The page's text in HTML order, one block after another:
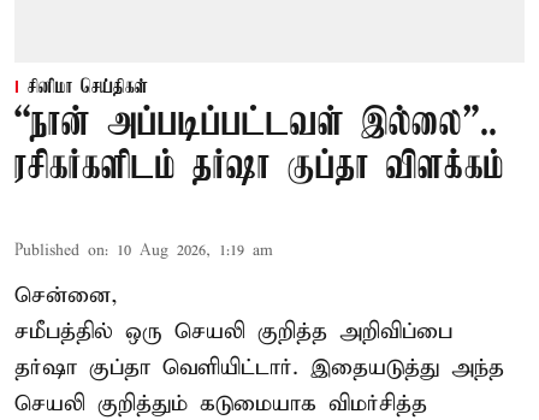
சினிமா செய்திகள்
“நான் அப்படிப்பட்டவள் இல்லை”..
ரசிகர்களிடம் தர்ஷா குப்தா விளக்கம்
Published on: 10 Aug 2026, 1:19 am
சென்னை,
சமீபத்தில் ஒரு செயலி குறித்த அறிவிப்பை
தர்ஷா குப்தா வெளியிட்டார். இதையடுத்து அந்த
செயலி குறித்தும் கடுமையாக விமர்சித்த